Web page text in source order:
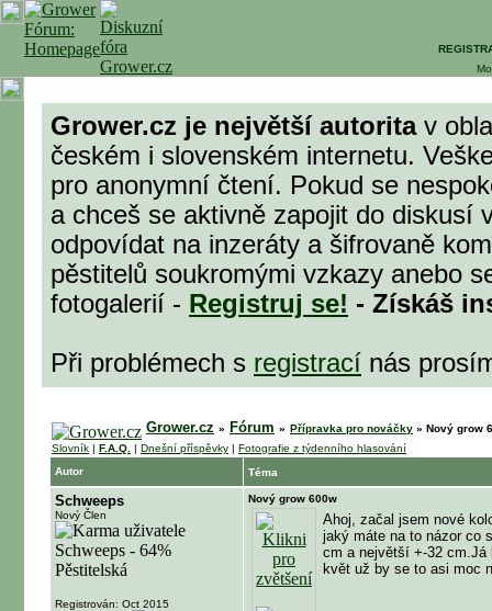
Grower.cz je největší autoritav
českém i slovenském internetu.
pro anonymní čtení. Pokud se
a chceš se aktivně zapojit do diskusí
odpovídat na inzeráty a šifrovaně
pěstitelů soukromými vzkazy anebo
fotogalerií - Registruj se! - Získáš
Při problémech s registrací nás
Grower.cz » Fórum » Přípravka pro nováčky » Nový grow
Slovník | F.A.Q. | Dnešní příspěvky | Fotografie z týdenního hlasování
Autor
Téma
Schweeps
Nový Člen
Registrován: Oct 2015
Nový grow 600w
Ahoj, začal jsem nové
jaký máte na to názor co
cm a největší +-32 cm.Já
květ už by se to asi moc